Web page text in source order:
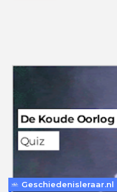
Geschiedenisleraar.nl